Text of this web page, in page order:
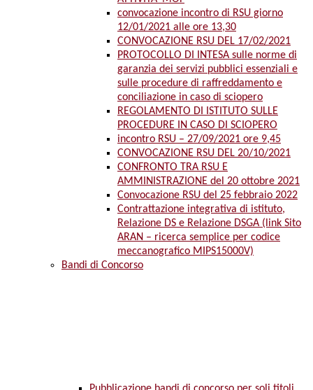
convocazione incontro di RSU giorno
12/01/2021 alle ore 13,30
CONVOCAZIONE RSU DEL 17/02/2021
PROTOCOLLO DI INTESA sulle norme di
garanzia dei servizi pubblici essenziali e
sulle procedure di raffreddamento e
conciliazione in caso di sciopero
REGOLAMENTO DI ISTITUTO SULLE
PROCEDURE IN CASO DI SCIOPERO
incontro RSU – 27/09/2021 ore 9,45
CONVOCAZIONE RSU DEL 20/10/2021
CONFRONTO TRA RSU E
AMMINISTRAZIONE del 20 ottobre 2021
Convocazione RSU del 25 febbraio 2022
Contrattazione integrativa di istituto,
Relazione DS e Relazione DSGA (link Sito
ARAN – ricerca semplice per codice
meccanografico MIPS15000V)
Bandi di Concorso